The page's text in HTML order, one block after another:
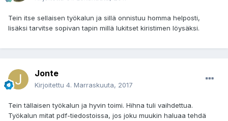
Tein itse sellaisen työkalun ja sillä onnistuu homma helposti,
lisäksi tarvitse sopivan tapin millä lukitset kiristimen löysäksi.
Jonte
Kirjoitettu 4. Marraskuuta, 2017
Tein tällaisen työkalun ja hyvin toimi. Hihna tuli vaihdettua.
Työkalun mitat pdf-tiedostoissa, jos joku muukin haluaa tehdä